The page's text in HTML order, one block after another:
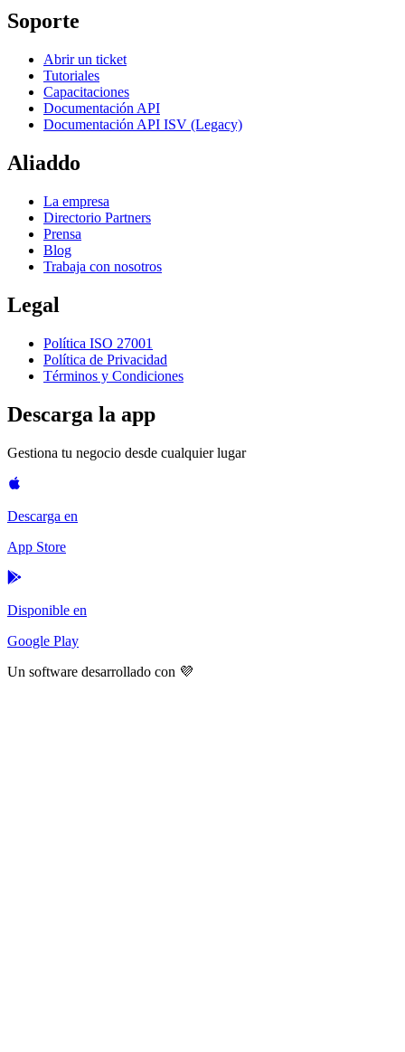
Soporte
Abrir un ticket
Tutoriales
Capacitaciones
Documentación API
Documentación API ISV (Legacy)
Aliaddo
La empresa
Directorio Partners
Prensa
Blog
Trabaja con nosotros
Legal
Política ISO 27001
Política de Privacidad
Términos y Condiciones
Descarga la app
Gestiona tu negocio desde cualquier lugar
Descarga en
App Store
Disponible en
Google Play
Un software desarrollado con 💜